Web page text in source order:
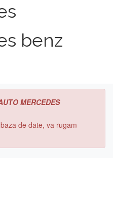
benz
MERCEDES
de date, va rugam